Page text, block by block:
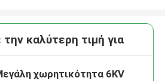
καλύτερη τιμή για
χωρητικότητα 6KV